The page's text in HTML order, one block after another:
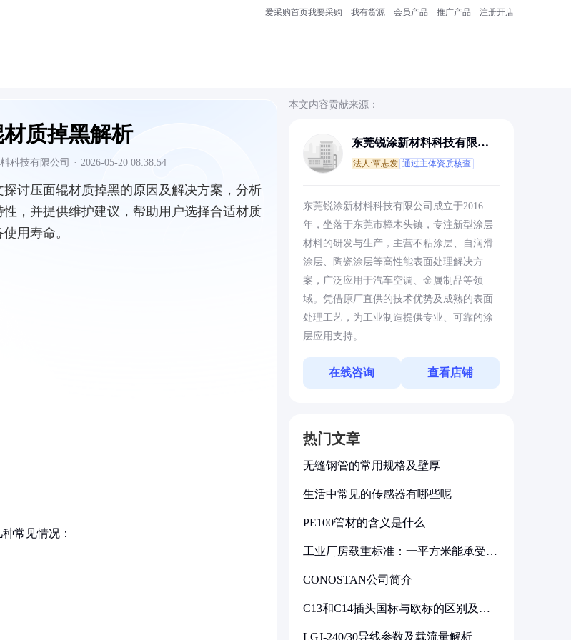
爱采购首页我要采购 我有货源 会员产品 推广产品 注册开店
质掉黑解析
科技有限公司 · 2026-05-20 08:38:54
探讨压面辊材质掉黑的原因及解决方案，分析
性，并提供维护建议，帮助用户选择合适材质
用寿命。
常见情况：
本文内容贡献来源：
东莞锐涂新材料科技有限公
法人:覃志发 通过主体资质核查
东莞锐涂新材料科技有限公司成立于2016
年，坐落于东莞市樟木头镇，专注新型涂层
材料的研发与生产，主营不粘涂层、自润滑
涂层、陶瓷涂层等高性能表面处理解决方
案，广泛应用于汽车空调、金属制品等领
域。凭借原厂直供的技术优势及成熟的表面
处理工艺，为工业制造提供专业、可靠的涂
层应用支持。
在线咨询 查看店铺
热门文章
无缝钢管的常用规格及壁厚
生活中常见的传感器有哪些呢
PE100管材的含义是什么
工业厂房载重标准：一平方米能承受多
CONOSTAN公司简介
C13和C14插头国标与欧标的区别及其
LGJ-240/30导线参数及载流量解析